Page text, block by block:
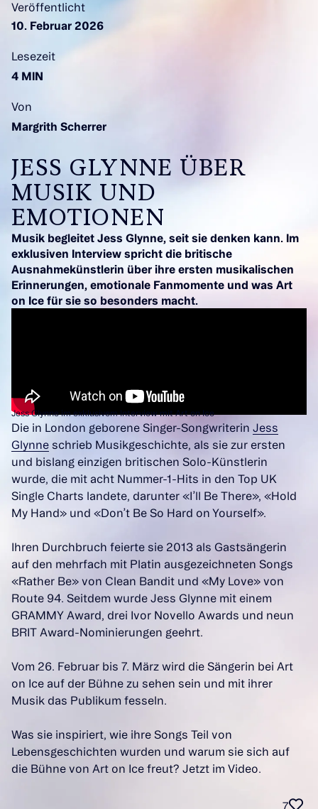
Veröffentlicht
10. Februar 2026
Lesezeit
4 MIN
Von
Margrith Scherrer
JESS GLYNNE ÜBER
MUSIK UND
EMOTIONEN
Musik begleitet Jess Glynne, seit sie denken kann. Im
exklusiven Interview spricht die britische
Ausnahmekünstlerin über ihre ersten musikalischen
Erinnerungen, emotionale Fanmomente und was Art
on Ice für sie so besonders macht.
Jess Glynne im exklusivem Interview mit Art on Ice
Die in London geborene Singer-Songwriterin Jess
Glynne schrieb Musikgeschichte, als sie zur ersten
und bislang einzigen britischen Solo-Künstlerin
wurde, die mit acht Nummer-1-Hits in den Top UK
Single Charts landete, darunter «I’ll Be There», «Hold
My Hand» und «Don’t Be So Hard on Yourself».
Ihren Durchbruch feierte sie 2013 als Gastsängerin
auf den mehrfach mit Platin ausgezeichneten Songs
«Rather Be» von Clean Bandit und «My Love» von
Route 94. Seitdem wurde Jess Glynne mit einem
GRAMMY Award, drei Ivor Novello Awards und neun
BRIT Award-Nominierungen geehrt.
Vom 26. Februar bis 7. März wird die Sängerin bei Art
on Ice auf der Bühne zu sehen sein und mit ihrer
Musik das Publikum fesseln.
Was sie inspiriert, wie ihre Songs Teil von
Lebensgeschichten wurden und warum sie sich auf
die Bühne von Art on Ice freut? Jetzt im Video.
7